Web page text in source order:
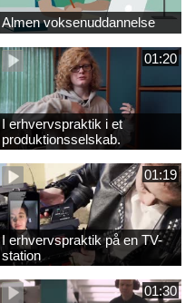
Almen voksenuddannelse
01:20
I erhvervspraktik i et
produktionsselskab.
01:19
I erhvervspraktik på en TV-
station
01:30